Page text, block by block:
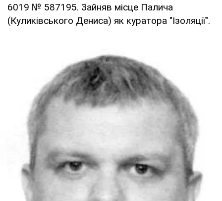
6019 № 587195. Зайняв місце Палича
(Куликівського Дениса) як куратора "Ізоляції".